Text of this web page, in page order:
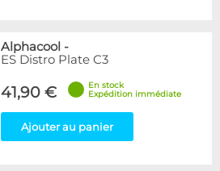
Alphacool -
ES Distro Plate C3
41,90 €
En stock
Expédition immédiate
Ajouter au panier